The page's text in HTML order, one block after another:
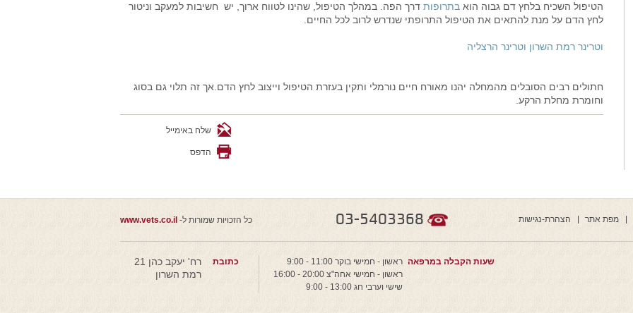
הטיפול השכיח בלחץ דם גבוה הוא בתרופות דרך הפה. במהלך הטיפול, שהינו לטווח ארוך, יש חשיבות למעקב וניטור
לחץ הדם על מנת להתאים את הטיפול התרופתי שנדרש לרוב לכל החיים.
וטרינר רמת השרון וטרינר הרצליה
חתולים רבים הסובלים מהמחלה יהנו מאורח חיים נורמלי ותקין בעזרת הטיפול וייצוב לחץ הדם.אך זה תלוי גם בסוג
וחומרת מחלת הרקע.
שלח באימייל
הדפס
מפת אתר הצהרת-נגישות 03-5403368 כל הזכויות שמורות ל- www.vets.co.il
שעות הקבלה במרפאה ראשון - חמישי בוקר 11:00 - 9:00
ראשון - חמישי אחה"צ 20:00 - 16:00
שישי וערבי חג 13:00 - 9:00
כתובת
רח' יעקב כהן 21
רמת השרון